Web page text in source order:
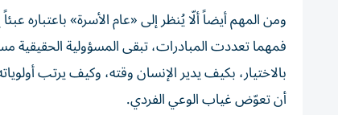
ومن المهم أيضاً ألّا يُنظر إلى «عام الأسرة» باعتباره
فمهما تعددت المبادرات، تبقى المسؤولية
بالاختيار، بكيف يدير الإنسان وقته، وكيف يرتب
أن تعوّض غياب الوعي الفردي.